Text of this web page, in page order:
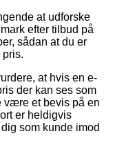
at udforske
efter tilbud på
sådan at du er
at hvis en e-
der kan ses som
være et bevis på en
er heldigvis
som kunde imod